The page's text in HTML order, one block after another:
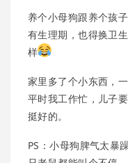
养个小母狗跟养个孩
有生理期，也得换卫
样
家里多了个小东西，
平时我工作忙，儿子
挺好的。
PS：小母狗脾气太暴